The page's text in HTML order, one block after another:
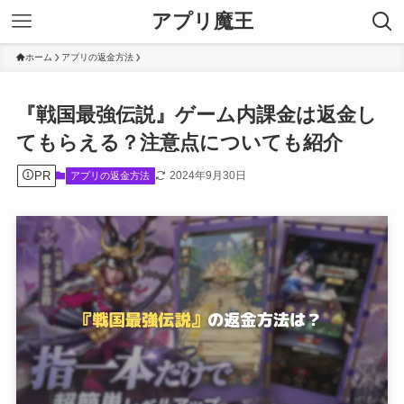
アプリ魔王
ホーム アプリの返金方法
『戦国最強伝説』ゲーム内課金は返金し
てもらえる？注意点についても紹介
PR アプリの返金方法 2024年9月30日